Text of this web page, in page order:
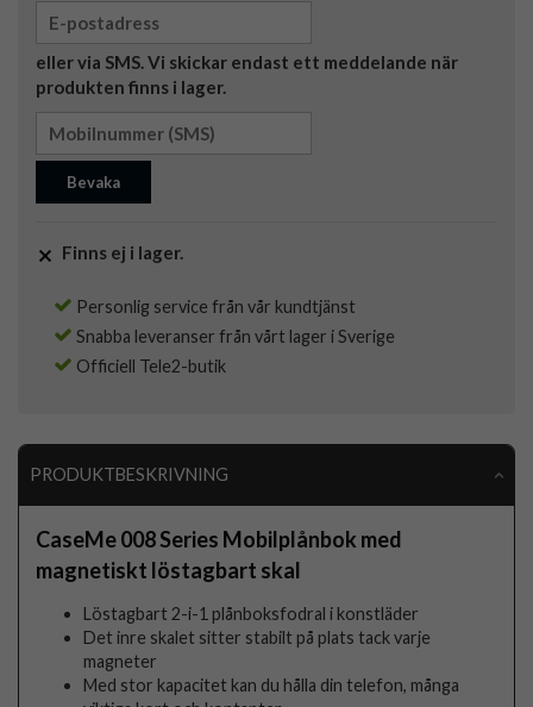
eller via SMS. Vi skickar endast ett meddelande när
produkten finns i lager.
Bevaka
Finns ej i lager.
Personlig service från vår kundtjänst
Snabba leveranser från vårt lager i Sverige
Officiell Tele2-butik
PRODUKTBESKRIVNING
CaseMe 008 Series Mobilplånbok med
magnetiskt löstagbart skal
Löstagbart 2-i-1 plånboksfodral i konstläder
Det inre skalet sitter stabilt på plats tack varje
magneter
Med stor kapacitet kan du hålla din telefon, många